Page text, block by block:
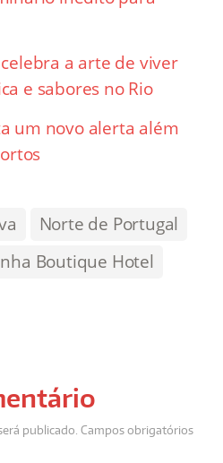
a arte de viver
e sabores no Rio
um novo alerta além
Norte de Portugal
Boutique Hotel
publicado. Campos obrigatórios